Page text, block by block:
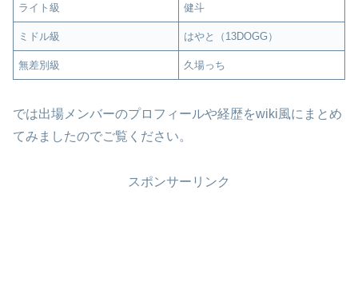
ライト級 健斗
ミドル級 はやと（13DOGG）
無差別級 久場っち
では出場メンバーのプロフィールや経歴をwiki風にまとめ
てみましたのでご覧ください。
スポンサーリンク